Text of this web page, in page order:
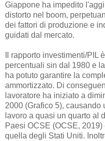
Giappone ha impedito
distorto nel boom,
dei fattori di produzione e
guidati dal mercato.
Il rapporto investimenti/PIL
percentuali sin dal 1980 e
ha potuto garantire la
ammortizzato. Di
lavoratore ha iniziato a
2000 (Grafico 5), causando
lavoro a quasi un quarto al
Paesi OCSE (OCSE,
quella degli Stati Uniti.